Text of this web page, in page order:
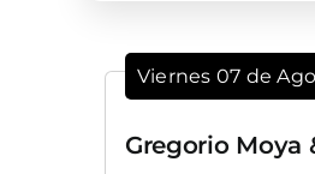
Viernes 07 de
Gregorio Moya